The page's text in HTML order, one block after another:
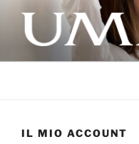
contenuto
UMANA
Aria Pulita nella Tua Casa
IL MIO ACCOUNT